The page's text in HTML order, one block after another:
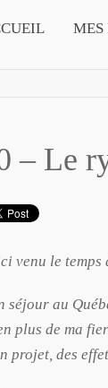
MES
– Le
venu le temps
séjour au
plus de ma
projet, des